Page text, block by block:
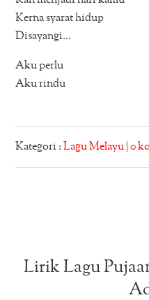
Kerna syarat hidup
Disayangi…
Aku perlu
Aku rindu
Kategori :Lagu Melayu |0
Lirik Lagu